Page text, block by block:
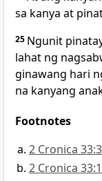
sa kanya at
25 Ngunit
lahat ng
ginawang hari
na kanyang
Footnotes
2 Cronica 33:3
2 Cronica